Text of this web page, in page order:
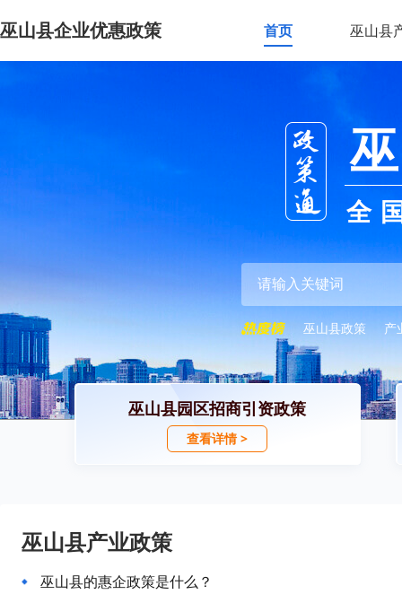
巫山县企业优惠政策 首页 巫山县
全
巫山县政策 产
巫山县园区招商引资政策
查看详情 >
巫山县产业政策
巫山县的惠企政策是什么？